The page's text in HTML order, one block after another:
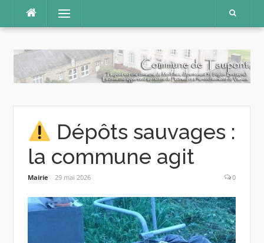
contenu
Menu
Dépôts sauvages :
la commune agit
Mairie 29 mai 2026 0